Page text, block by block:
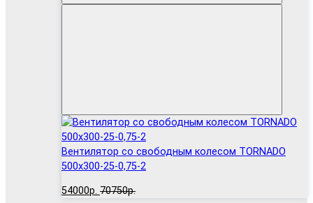
Вентилятор cо свободным колесом TORNADO
500x300-25-0,75-2
54000р. 70750р.